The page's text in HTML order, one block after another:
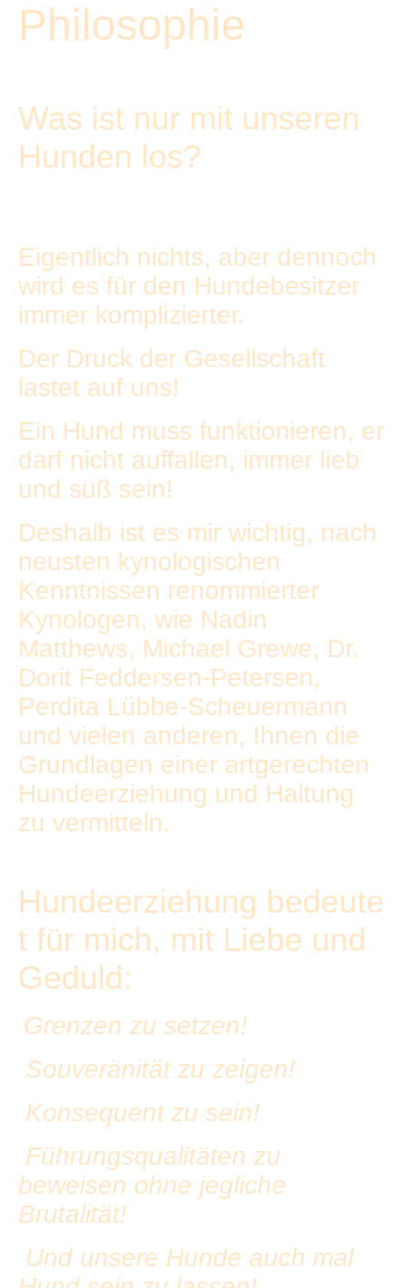
Philosophie
Was ist nur mit unseren
Hunden los?
Eigentlich nichts, aber dennoch
wird es für den Hundebesitzer
immer komplizierter.
Der Druck der Gesellschaft
lastet auf uns!
Ein Hund muss funktionieren, er
darf nicht auffallen, immer lieb
und süß sein!
Deshalb ist es mir wichtig, nach
neusten kynologischen
Kenntnissen renommierter
Kynologen, wie Nadin
Matthews, Michael Grewe, Dr.
Dorit Feddersen-Petersen,
Perdita Lübbe-Scheuermann
und vielen anderen, Ihnen die
Grundlagen einer artgerechten
Hundeerziehung und Haltung
zu vermitteln.
Hundeerziehung bedeute
t für mich, mit Liebe und
Geduld:
Grenzen zu setzen!
Souveränität zu zeigen!
Konsequent zu sein!
Führungsqualitäten zu
beweisen ohne jegliche
Brutalität!
Und unsere Hunde auch mal